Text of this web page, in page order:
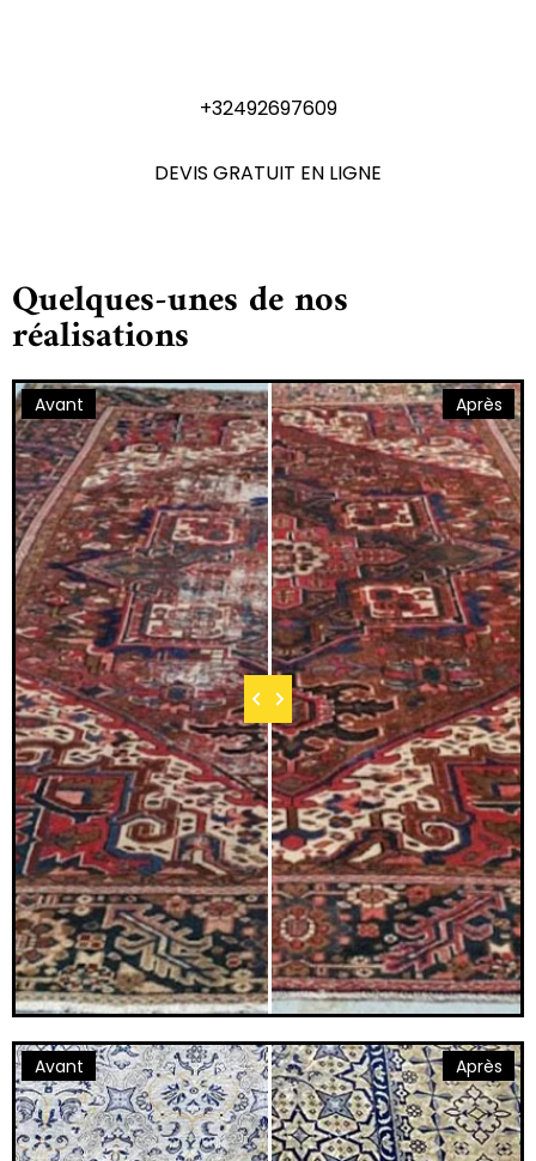
+32492697609
DEVIS GRATUIT EN LIGNE
Quelques-unes de nos
réalisations
Avant Après
Avant Après